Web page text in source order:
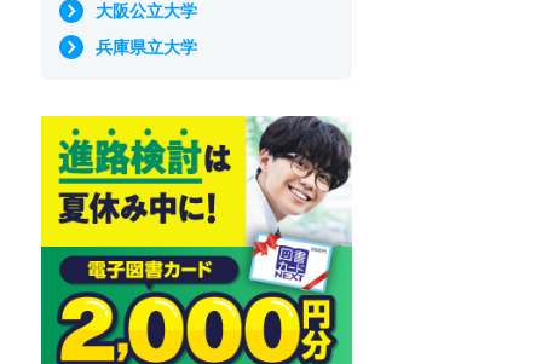
大阪公立大学
兵庫県立大学